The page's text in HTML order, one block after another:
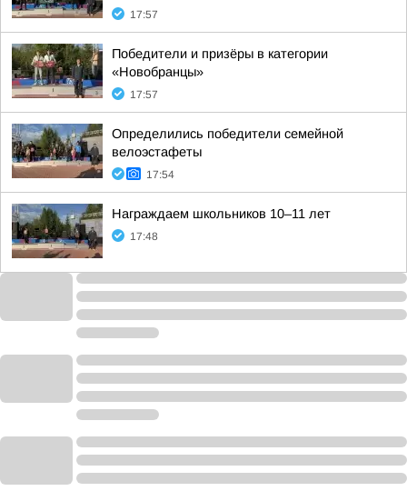
17:57
Победители и призёры в категории
«Новобранцы»
17:57
Определились победители семейной
велоэстафеты
17:54
Награждаем школьников 10–11 лет
17:48